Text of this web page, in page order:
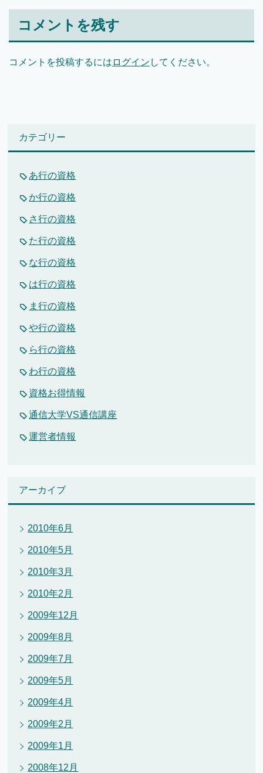
コメントを残す
コメントを投稿するには ログイン してください。
カテゴリー
あ行の資格
か行の資格
さ行の資格
た行の資格
な行の資格
は行の資格
ま行の資格
や行の資格
ら行の資格
わ行の資格
資格お得情報
通信大学VS通信講座
運営者情報
アーカイブ
2010年6月
2010年5月
2010年3月
2010年2月
2009年12月
2009年8月
2009年7月
2009年5月
2009年4月
2009年2月
2009年1月
2008年12月